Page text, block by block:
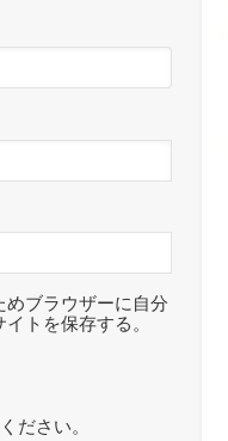
めブラウザーに自分
トを保存する。
ださい。